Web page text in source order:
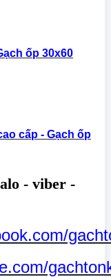
ốp 30x60
cấp - Gạch ốp
- viber -